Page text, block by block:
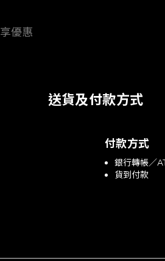
優惠
送貨及付款方式
付款方式
銀行轉帳／
貨到付款